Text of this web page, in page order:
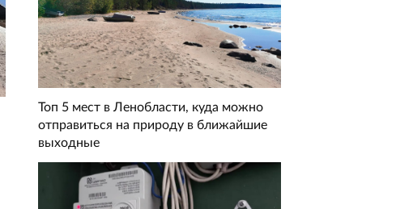
Топ 5 мест в Ленобласти, куда можно
отправиться на природу в ближайшие
выходные